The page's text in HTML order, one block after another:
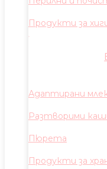
Продукти за
Адаптирани
Разтворими
Пюрета
Продукти за